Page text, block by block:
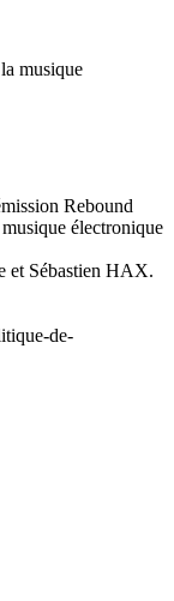
musique
Rebound
électronique
et Sébastien HAX.
de-